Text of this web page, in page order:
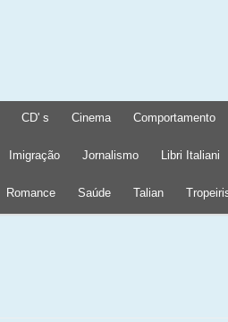
CD' s Cinema Comportamento
Imigração Jornalismo Libri Italiani
Romance Saúde Talian